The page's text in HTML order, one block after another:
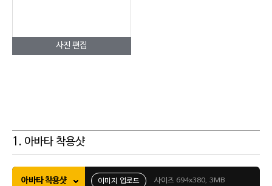
사진 편집
1. 아바타 착용샷
아바타 착용샷 이미지 업로드 사이즈 694x380, 3MB